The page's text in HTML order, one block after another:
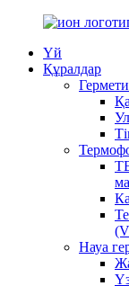
Үй
Құралдар
Науа